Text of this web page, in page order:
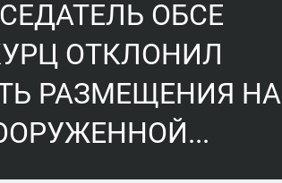
ОБСЕ
ОТКЛОНИЛ
РАЗМЕЩЕНИЯ НА